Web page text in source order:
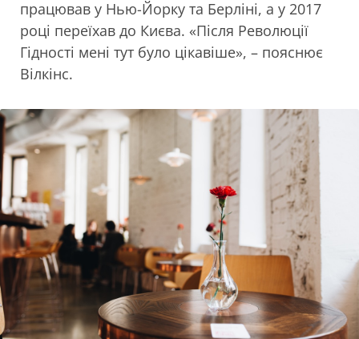
працював у Нью-Йорку та Берліні, а у 2017
році переїхав до Києва. «Після Революції
Гідності мені тут було цікавіше», – пояснює
Вілкінс.